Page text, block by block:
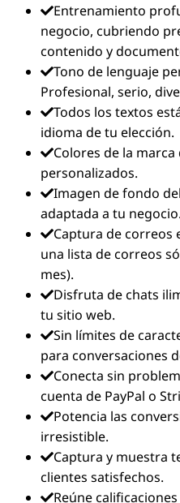
Entrenamiento
negocio, cubriendo
contenido y
Tono de lenguaje
Profesional, serio,
Todos los textos
idioma de tu elección.
Colores de la
personalizados.
Imagen de fondo
adaptada a tu negocio.
Captura de
una lista de correos
mes).
Disfruta de chats
tu sitio web.
Sin límites de
para conversaciones
Conecta sin
cuenta de PayPal o
Potencia las
irresistible.
Captura y muestra
clientes satisfechos.
Reúne